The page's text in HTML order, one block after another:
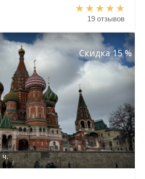
19 отзывов
ч.
Скидка 15 %